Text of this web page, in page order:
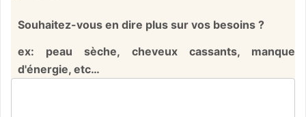
Souhaitez-vous en dire plus sur vos besoins ?
ex: peau sèche, cheveux cassants, manque
d'énergie, etc…